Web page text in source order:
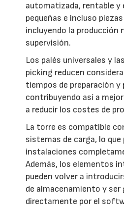
automatizada, rentable y
pequeñas e incluso
incluyendo la producción
supervisión.
Los palés universales y
picking reducen
tiempos de preparación y
contribuyendo así a
a reducir los costes de
La torre es compatible
sistemas de carga, lo
instalaciones
Además, los elementos
pueden volver a
de almacenamiento y
directamente por el